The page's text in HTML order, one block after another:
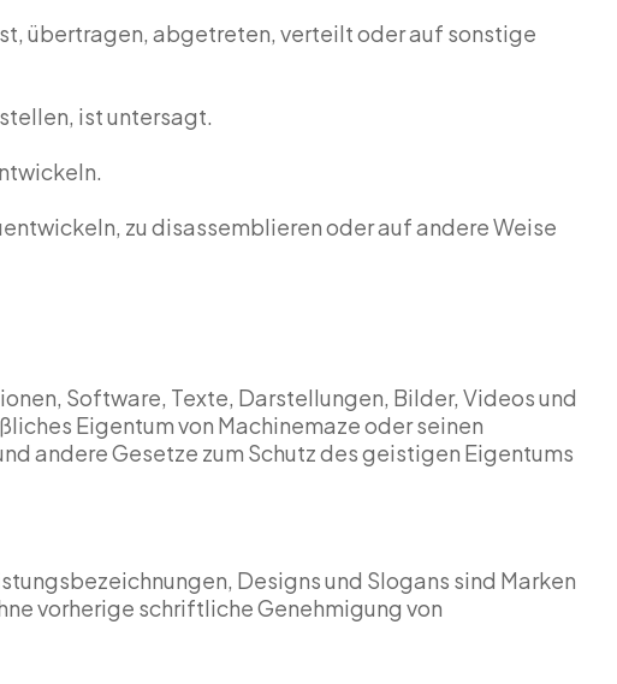
übertragen, abgetreten, verteilt oder auf sonstige
ist untersagt.
zu disassemblieren oder auf andere Weise
Software, Texte, Darstellungen, Bilder, Videos und
Eigentum von Machinemaze oder seinen
andere Gesetze zum Schutz des geistigen Eigentums
Designs und Slogans sind Marken
vorherige schriftliche Genehmigung von